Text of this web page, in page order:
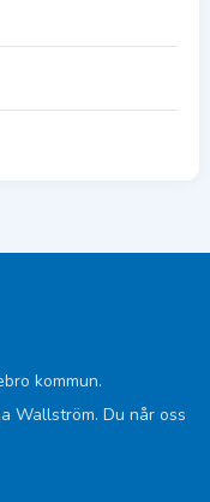
kommun.
Wallström. Du når oss